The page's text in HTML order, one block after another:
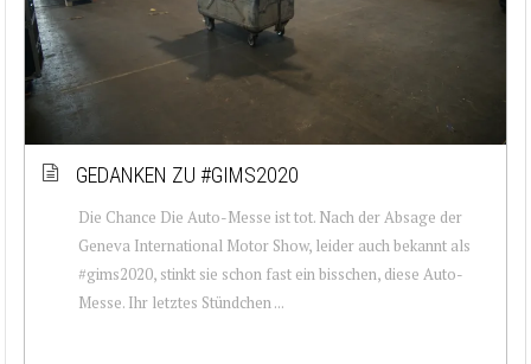
GEDANKEN ZU #GIMS2020
Die Chance Die Auto-Messe ist tot. Nach der Absage der
Geneva International Motor Show, leider auch bekannt als
#gims2020, stinkt sie schon fast ein bisschen, diese Auto-
Messe. Ihr letztes Stündchen ...